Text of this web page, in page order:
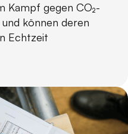
Kampf gegen CO₂-
können deren
Echtzeit